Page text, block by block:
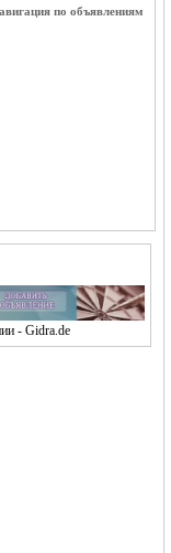
по объявлениям
- Gidra.de